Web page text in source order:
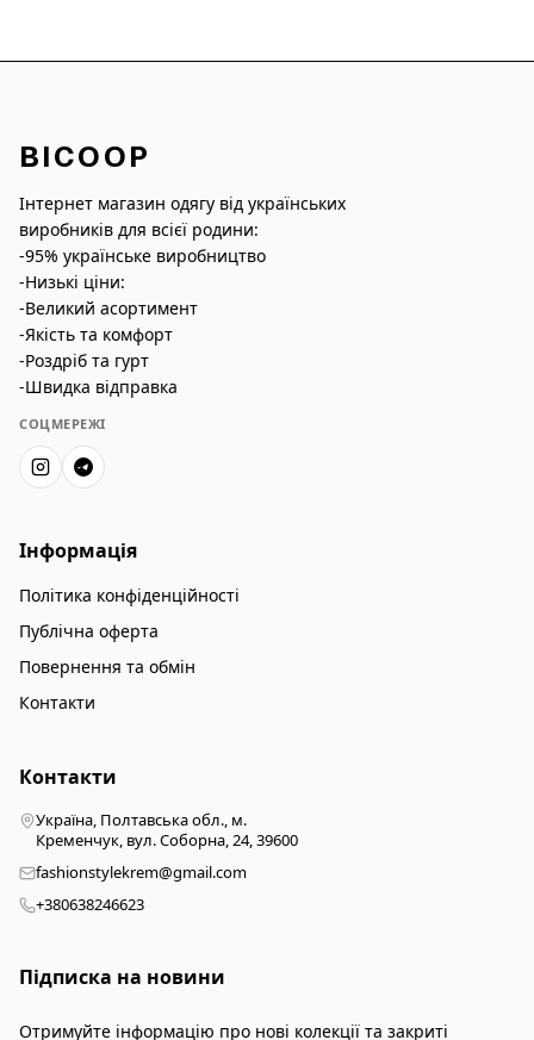
BICOOP
Інтернет магазин одягу від українських
виробників для всієї родини:
-95% українське виробництво
-Низькі ціни:
-Великий асортимент
-Якість та комфорт
-Роздріб та гурт
-Швидка відправка
СОЦМЕРЕЖІ
Інформація
Політика конфіденційності
Публічна оферта
Повернення та обмін
Контакти
Контакти
Україна, Полтавська обл., м.
Кременчук, вул. Соборна, 24, 39600
fashionstylekrem@gmail.com
+380638246623
Підписка на новини
Отримуйте інформацію про нові колекції та закриті